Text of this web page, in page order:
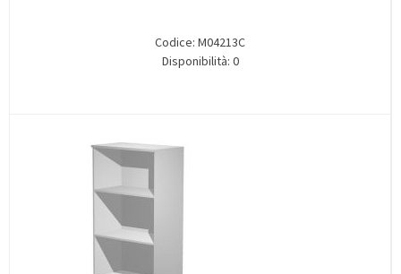
Codice: M04213C
Disponibilità: 0